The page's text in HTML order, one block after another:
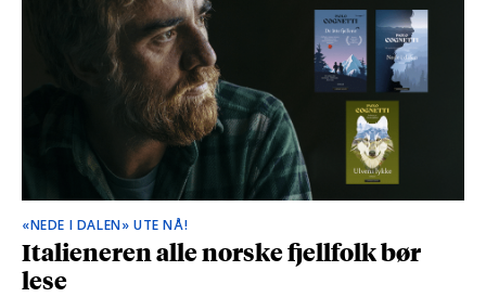
«NEDE I DALEN» UTE NÅ!
Italieneren alle norske fjellfolk bør
lese